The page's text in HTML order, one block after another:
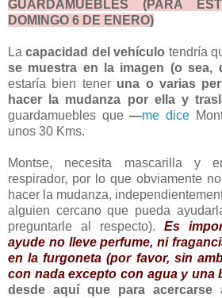
GUARDAMUEBLES (PARA
DOMINGO 6 DE ENERO)
Lacapacidad del vehículo tendría
se muestra en la imagen (o sea,
estaría bien tener una o varias
hacer la mudanza por ella y
guardamuebles que—me dice
unos 30 Kms.
Montse, necesita mascarilla y
respirador, por lo que obviamente
hacer la mudanza,
alguien cercano que pueda
preguntarle al respecto). Es
ayude no lleve perfume, ni
en la furgoneta (por favor, sin
con nada excepto con agua y una
desde aquí que para acercarse